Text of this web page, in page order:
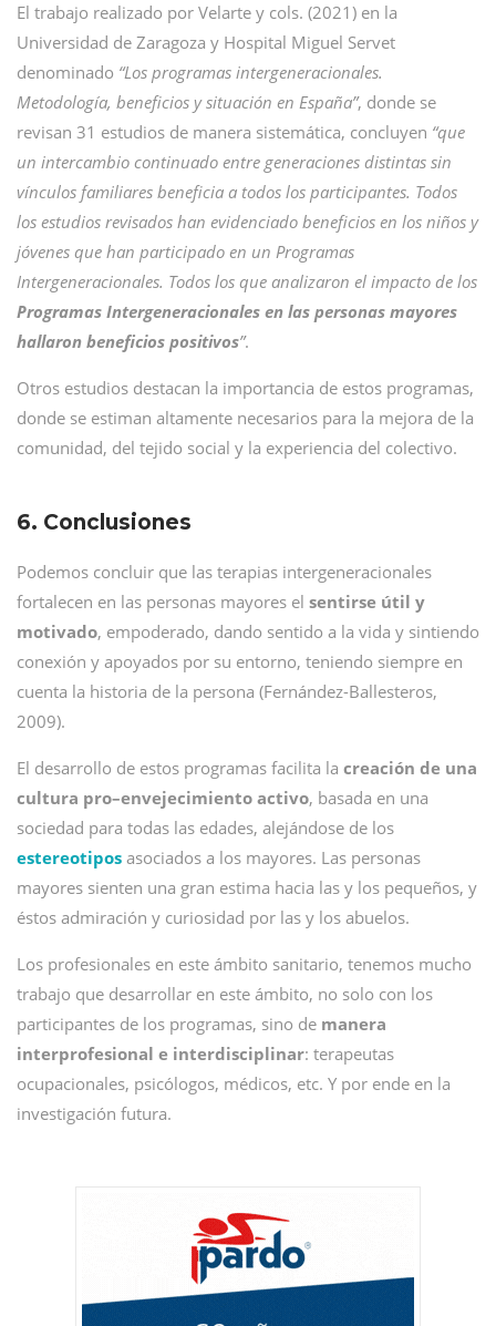
El trabajo realizado por Velarte y cols. (2021) en la
Universidad de Zaragoza y Hospital Miguel Servet
denominado “Los programas intergeneracionales.
Metodología, beneficios y situación en España”, donde se
revisan 31 estudios de manera sistemática, concluyen “que
un intercambio continuado entre generaciones distintas sin
vínculos familiares beneficia a todos los participantes. Todos
los estudios revisados han evidenciado beneficios en los niños y
jóvenes que han participado en un Programas
Intergeneracionales. Todos los que analizaron el impacto de los
Programas Intergeneracionales en las personas mayores
hallaron beneficios positivos”.
Otros estudios destacan la importancia de estos programas,
donde se estiman altamente necesarios para la mejora de la
comunidad, del tejido social y la experiencia del colectivo.
6. Conclusiones
Podemos concluir que las terapias intergeneracionales
fortalecen en las personas mayores el sentirse útil y
motivado, empoderado, dando sentido a la vida y sintiendo
conexión y apoyados por su entorno, teniendo siempre en
cuenta la historia de la persona (Fernández-Ballesteros,
2009).
El desarrollo de estos programas facilita la creación de una
cultura pro–envejecimiento activo, basada en una
sociedad para todas las edades, alejándose de los
estereotipos asociados a los mayores. Las personas
mayores sienten una gran estima hacia las y los pequeños, y
éstos admiración y curiosidad por las y los abuelos.
Los profesionales en este ámbito sanitario, tenemos mucho
trabajo que desarrollar en este ámbito, no solo con los
participantes de los programas, sino de manera
interprofesional e interdisciplinar: terapeutas
ocupacionales, psicólogos, médicos, etc. Y por ende en la
investigación futura.